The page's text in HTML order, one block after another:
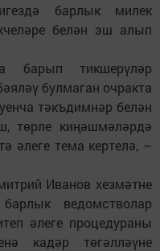
барлык милек
белән эш алып
тикшерүләр
булмаган очракта
тәкъдимнәр белән
төрле киңәшмәләрдә
әлеге тема кертелә, –
Иванов хезмәтне
ведомстволар
әлеге процедураны
кадәр төгәлләүне